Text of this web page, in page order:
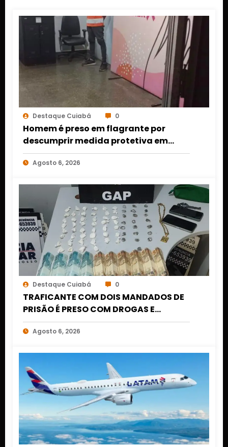
Destaque Cuiabá 0
Homem é preso em flagrante por
descumprir medida protetiva em
Cuiabá após acionamento de botão
do pânico
Agosto 6, 2026
Destaque Cuiabá 0
TRAFICANTE COM DOIS MANDADOS DE
PRISÃO É PRESO COM DROGAS E
DINHEIRO NO 1º DE MARÇO EM CUIABÁ
Agosto 6, 2026